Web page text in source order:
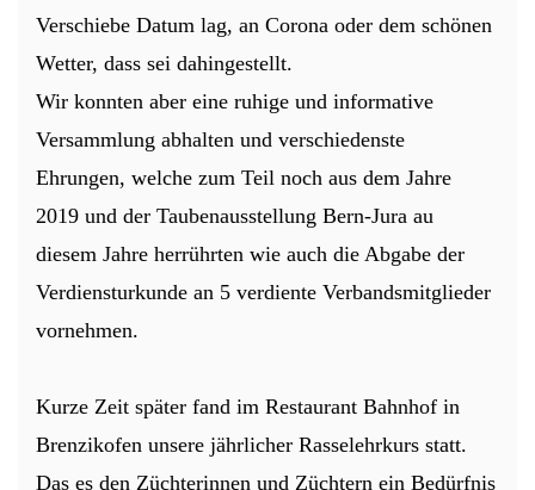
Verschiebe Datum lag, an Corona oder dem schönen
Wetter, dass sei dahingestellt.
Wir konnten aber eine ruhige und informative
Versammlung abhalten und verschiedenste
Ehrungen, welche zum Teil noch aus dem Jahre
2019 und der Taubenausstellung Bern-Jura au
diesem Jahre herrührten wie auch die Abgabe der
Verdiensturkunde an 5 verdiente Verbandsmitglieder
vornehmen.
Kurze Zeit später fand im Restaurant Bahnhof in
Brenzikofen unsere jährlicher Rasselehrkurs statt.
Das es den Züchterinnen und Züchtern ein Bedürfnis